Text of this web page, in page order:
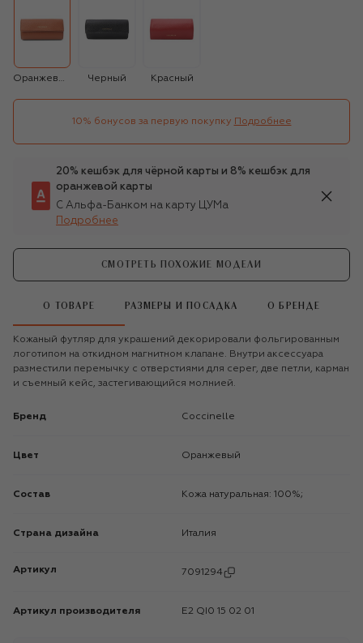
Оранжевый Черный Красный
10% бонусов за первую покупку Подробнее
20% кешбэк для чёрной карты и 8% кешбэк для
оранжевой карты
С Альфа-Банком на карту ЦУМа
Подробнее
СМОТРЕТЬ ПОХОЖИЕ МОДЕЛИ
О ТОВАРЕ РАЗМЕРЫ И ПОСАДКА О БРЕНДЕ
Кожаный футляр для украшений декорировали фольгированным
логотипом на откидном магнитном клапане. Внутри аксессуара
разместили перемычку с отверстиями для серег, две петли, карман
и съемный кейс, застегивающийся молнией.
Бренд Coccinelle
Цвет Оранжевый
Состав Кожа натуральная: 100%;
Страна дизайна Италия
Артикул 7091294
Артикул производителя E2 QI0 15 02 01